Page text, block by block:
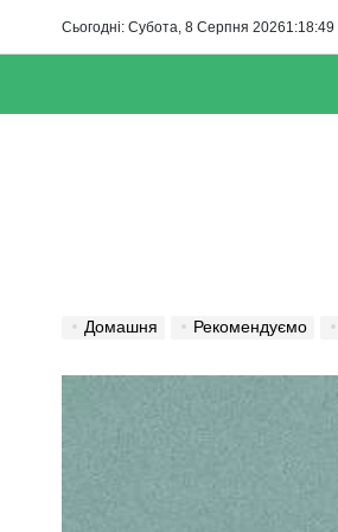
Сьогодні: Субота, 8 Серпня 20261 :18:51
Домашня Рекомендуємо